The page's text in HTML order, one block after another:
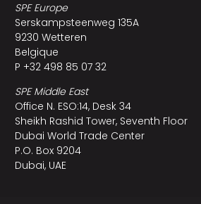
SPE Europe
Serskampsteenweg 135A
9230 Wetteren
Belgique
P +32 498 85 07 32
SPE Middle East
Office N. ESO:14, Desk 34
Sheikh Rashid Tower, Seventh Floor
Dubai World Trade Center
P.O. Box 9204
Dubai, UAE